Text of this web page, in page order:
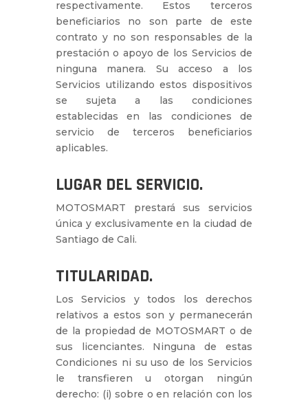
respectivamente. Estos terceros
beneficiarios no son parte de este
contrato y no son responsables de la
prestación o apoyo de los Servicios de
ninguna manera. Su acceso a los
Servicios utilizando estos dispositivos
se sujeta a las condiciones
establecidas en las condiciones de
servicio de terceros beneficiarios
aplicables.
LUGAR DEL SERVICIO.
MOTOSMART prestará sus servicios
única y exclusivamente en la ciudad de
Santiago de Cali.
TITULARIDAD.
Los Servicios y todos los derechos
relativos a estos son y permanecerán
de la propiedad de MOTOSMART o de
sus licenciantes. Ninguna de estas
Condiciones ni su uso de los Servicios
le transfieren u otorgan ningún
derecho: (i) sobre o en relación con los